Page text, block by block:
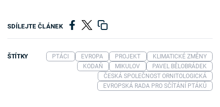
SDÍLEJTE ČLÁNEK
ŠTÍTKY PTÁCI EVROPA PROJEKT
KLIMATICKÉ ZMĚNY
KODAŇ
MIKULOV
PAVEL BĚLOBRÁDEK
ČESKÁ SPOLEČNOST ORNITOLOGICKÁ
EVROPSKÁ RADA PRO SČÍTÁNÍ PTÁKŮ